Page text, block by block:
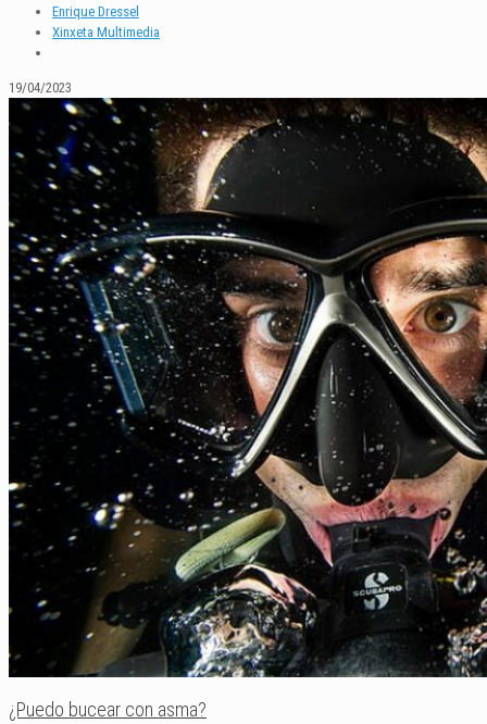
Enrique Dressel
Xinxeta Multimedia
19/04/2023
¿Puedo bucear con asma?